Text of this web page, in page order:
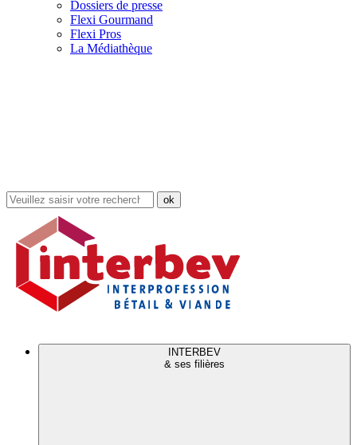
Dossiers de presse
Flexi Gourmand
Flexi Pros
La Médiathèque
Rechercher
dans
site
INTERBEV
& ses filières